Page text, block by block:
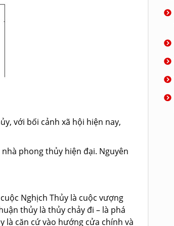
với bối cảnh xã hội hiện nay,
phong thủy hiện đại. Nguyên
Nghịch Thủy là cuộc vượng
thủy là thủy chảy đi – là phá
căn cứ vào hướng cửa chính và